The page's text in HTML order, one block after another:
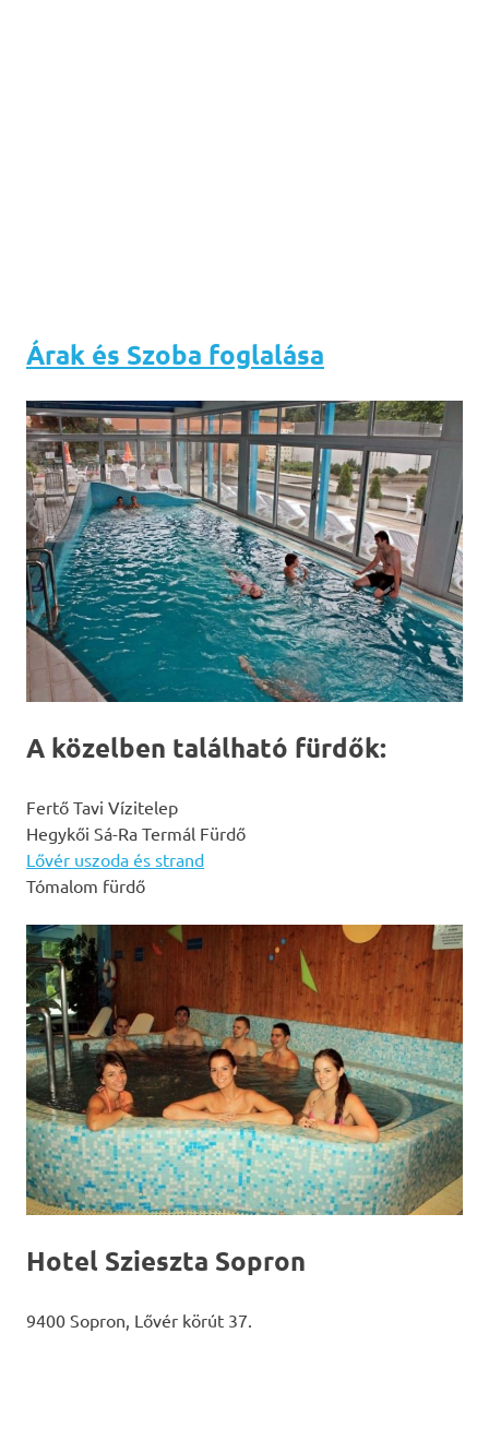
Árak és Szoba foglalása
A közelben található fürdők:
Fertő Tavi Vízitelep
Hegykői Sá-Ra Termál Fürdő
Lővér uszoda és strand
Tómalom fürdő
Hotel Szieszta Sopron
9400 Sopron, Lővér körút 37.